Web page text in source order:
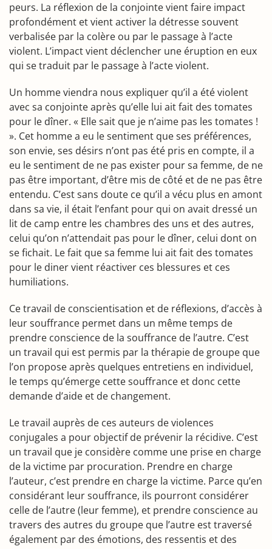
peurs. La réflexion de la conjointe vient faire impact
profondément et vient activer la détresse souvent
verbalisée par la colère ou par le passage à l’acte
violent. L’impact vient déclencher une éruption en eux
qui se traduit par le passage à l’acte violent.
Un homme viendra nous expliquer qu’il a été violent
avec sa conjointe après qu’elle lui ait fait des tomates
pour le dîner. « Elle sait que je n’aime pas les tomates !
». Cet homme a eu le sentiment que ses préférences,
son envie, ses désirs n’ont pas été pris en compte, il a
eu le sentiment de ne pas exister pour sa femme, de ne
pas être important, d’être mis de côté et de ne pas être
entendu. C’est sans doute ce qu’il a vécu plus en amont
dans sa vie, il était l’enfant pour qui on avait dressé un
lit de camp entre les chambres des uns et des autres,
celui qu’on n’attendait pas pour le dîner, celui dont on
se fichait. Le fait que sa femme lui ait fait des tomates
pour le diner vient réactiver ces blessures et ces
humiliations.
Ce travail de conscientisation et de réflexions, d’accès à
leur souffrance permet dans un même temps de
prendre conscience de la souffrance de l’autre. C’est
un travail qui est permis par la thérapie de groupe que
l’on propose après quelques entretiens en individuel,
le temps qu’émerge cette souffrance et donc cette
demande d’aide et de changement.
Le travail auprès de ces auteurs de violences
conjugales a pour objectif de prévenir la récidive. C’est
un travail que je considère comme une prise en charge
de la victime par procuration. Prendre en charge
l’auteur, c’est prendre en charge la victime. Parce qu’en
considérant leur souffrance, ils pourront considérer
celle de l’autre (leur femme), et prendre conscience au
travers des autres du groupe que l’autre est traversé
également par des émotions, des ressentis et des